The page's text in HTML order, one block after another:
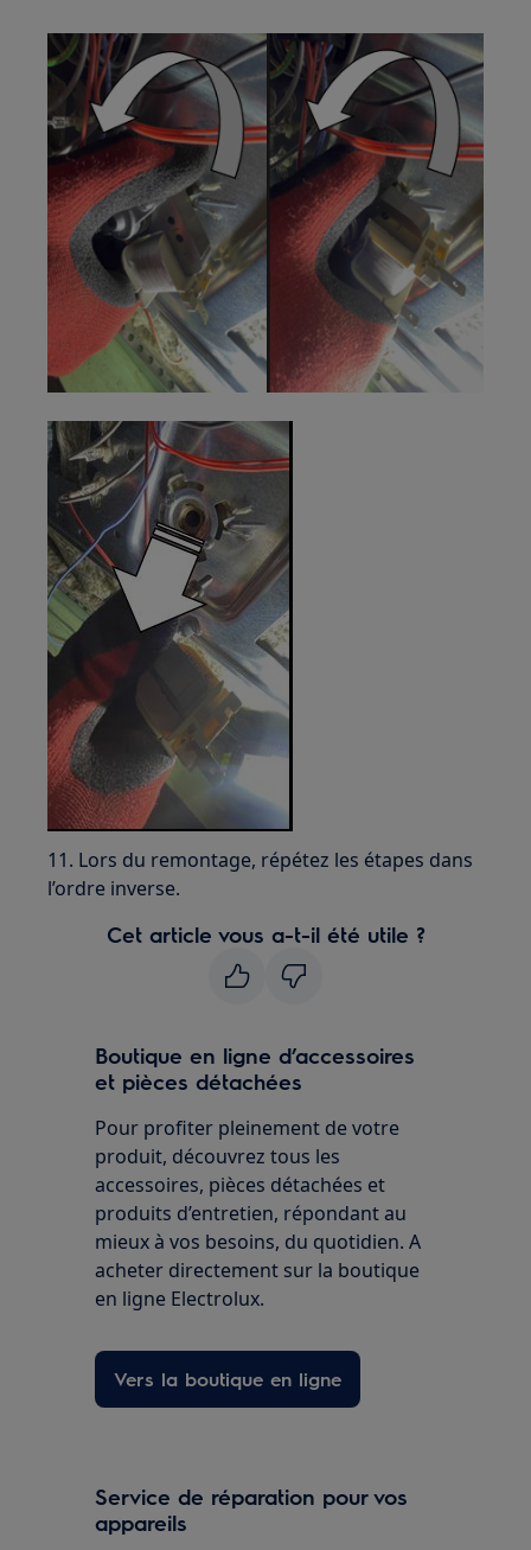
11. Lors du remontage, répétez les étapes dans
l’ordre inverse.
Cet article vous a-t-il été utile ?
Boutique en ligne d’accessoires
et pièces détachées
Pour profiter pleinement de votre
produit, découvrez tous les
accessoires, pièces détachées et
produits d’entretien, répondant au
mieux à vos besoins, du quotidien. A
acheter directement sur la boutique
en ligne Electrolux.
Vers la boutique en ligne
Service de réparation pour vos
appareils